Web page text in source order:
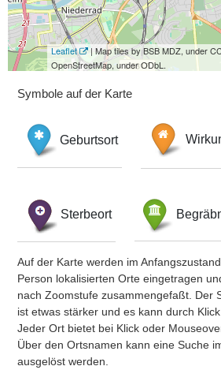
Leaflet
| Map tiles by BSB MDZ, under
OpenStreetMap, under ODbL.
Symbole auf der Karte
Geburtsort
Sterbeort
Auf der Karte werden im
Person lokalisierten Orte eingetragen
nach Zoomstufe zusammengefaßt. Der
ist etwas stärker und es kann durch
Jeder Ort bietet bei Klick oder
Über den Ortsnamen kann eine Suche
ausgelöst werden.